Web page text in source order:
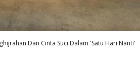
Dan Cinta Suci Dalam 'Satu Hari Nanti'